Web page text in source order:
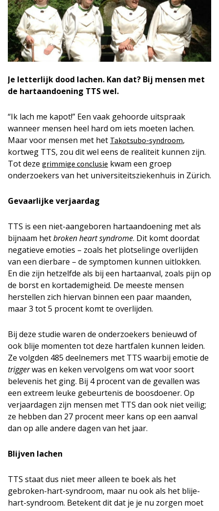
Je letterlijk dood lachen. Kan dat? Bij mensen met
de hartaandoening TTS wel.
“Ik lach me kapot!” Een vaak gehoorde uitspraak
wanneer mensen heel hard om iets moeten lachen.
Maar voor mensen met het Takotsubo-syndroom,
kortweg TTS, zou dit wel eens de realiteit kunnen zijn.
Tot deze grimmige conclusie kwam een groep
onderzoekers van het universiteitsziekenhuis in Zürich.
Gevaarlijke verjaardag
TTS is een niet-aangeboren hartaandoening met als
bijnaam hetbroken heart syndrome. Dit komt doordat
negatieve emoties – zoals het plotselinge overlijden
van een dierbare – de symptomen kunnen uitlokken.
En die zijn hetzelfde als bij een hartaanval, zoals pijn op
de borst en kortademigheid. De meeste mensen
herstellen zich hiervan binnen een paar maanden,
maar 3 tot 5 procent komt te overlijden.
Bij deze studie waren de onderzoekers benieuwd of
ook blije momenten tot deze hartfalen kunnen leiden.
Ze volgden 485 deelnemers met TTS waarbij emotie de
triggerwas en keken vervolgens om wat voor soort
belevenis het ging. Bij 4 procent van de gevallen was
een extreem leuke gebeurtenis de boosdoener. Op
verjaardagen zijn mensen met TTS dan ook niet veilig;
ze hebben dan 27 procent meer kans op een aanval
dan op alle andere dagen van het jaar.
Blijven lachen
TTS staat dus niet meer alleen te boek als het
gebroken-hart-syndroom, maar nu ook als het blije-
hart-syndroom. Betekent dit dat je je nu zorgen moet